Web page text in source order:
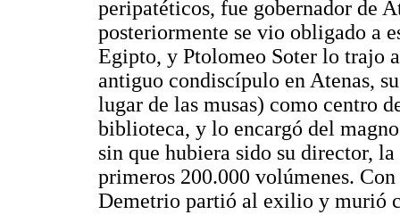
peripatéticos, fue gobernador de
posteriormente se vio obligado a
Egipto, y Ptolomeo Soter lo trajo
antiguo condiscípulo en Atenas,
lugar de las musas) como centro
biblioteca, y lo encargó del
sin que hubiera sido su director,
primeros 200.000 volúmenes.
Demetrio partió al exilio y murió